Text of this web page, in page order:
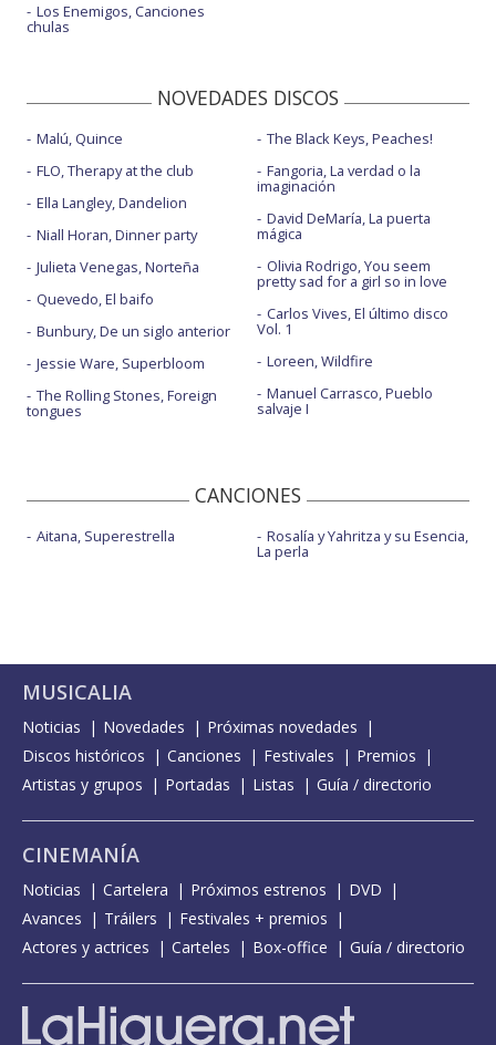
Los Enemigos, Canciones
chulas
NOVEDADES DISCOS
Malú, Quince
FLO, Therapy at the club
Ella Langley, Dandelion
Niall Horan, Dinner party
Julieta Venegas, Norteña
Quevedo, El baifo
Bunbury, De un siglo anterior
Jessie Ware, Superbloom
The Rolling Stones, Foreign
tongues
The Black Keys, Peaches!
Fangoria, La verdad o la
imaginación
David DeMaría, La puerta
mágica
Olivia Rodrigo, You seem
pretty sad for a girl so in love
Carlos Vives, El último disco
Vol. 1
Loreen, Wildfire
Manuel Carrasco, Pueblo
salvaje I
CANCIONES
Aitana, Superestrella Rosalía y Yahritza y su Esencia,
La perla
MUSICALIA
Noticias Novedades
Próximas novedades
Discos históricos
Canciones Festivales
Premios
Artistas y grupos
Portadas Listas Guía / directorio
CINEMANÍA
Noticias Cartelera Próximos estrenos
DVD
Avances
Tráilers
Festivales + premios
Actores y actrices
Carteles Box-office Guía / directorio